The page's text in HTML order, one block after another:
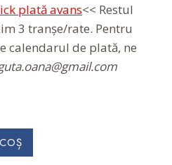
plată avans<< Restul
3 tranșe/rate. Pentru
calendarul de plată, ne